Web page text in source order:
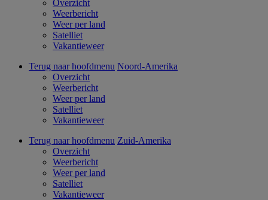
Overzicht
Weerbericht
Weer per land
Satelliet
Vakantieweer
Terug naar hoofdmenu Noord-Amerika
Overzicht
Weerbericht
Weer per land
Satelliet
Vakantieweer
Terug naar hoofdmenu Zuid-Amerika
Overzicht
Weerbericht
Weer per land
Satelliet
Vakantieweer